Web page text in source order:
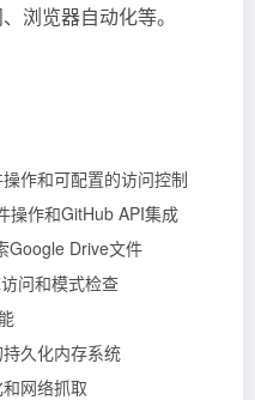
浏览器自动化等。
作和可配置的访问控制
操作和GitHub API集成
Google Drive文件
问和模式检查
久化内存系统
网络抓取